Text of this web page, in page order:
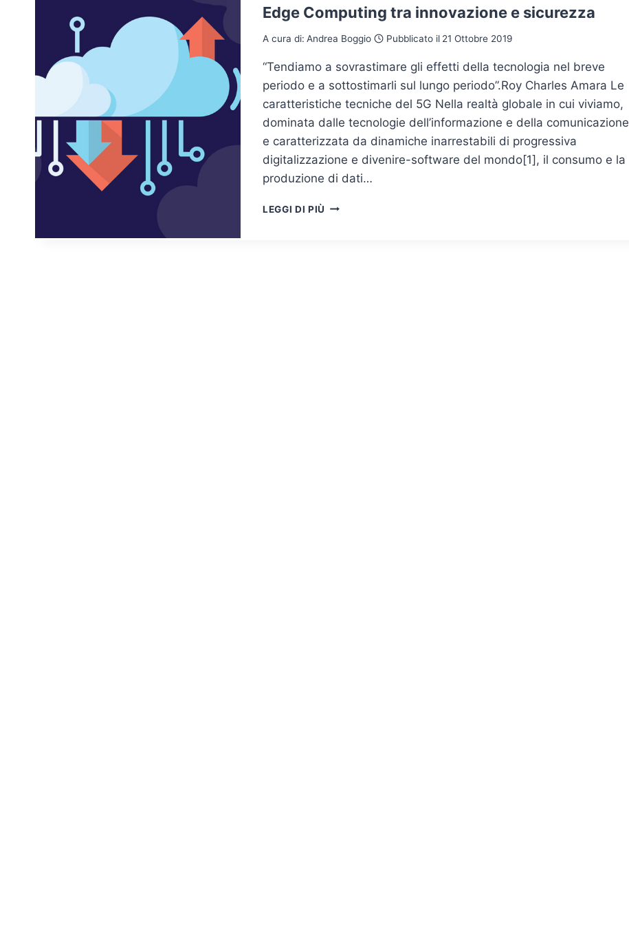
Edge Computing tra innovazione e sicurezza
A cura di: Andrea Boggio Pubblicato il 21 Ottobre 2019
“Tendiamo a sovrastimare gli effetti della tecnologia nel breve
periodo e a sottostimarli sul lungo periodo”.Roy Charles Amara Le
caratteristiche tecniche del 5G Nella realtà globale in cui viviamo,
dominata dalle tecnologie dell’informazione e della comunicazione
e caratterizzata da dinamiche inarrestabili di progressiva
digitalizzazione e divenire-software del mondo[1], il consumo e la
produzione di dati…
LEGGI DI PIÙ EDGE